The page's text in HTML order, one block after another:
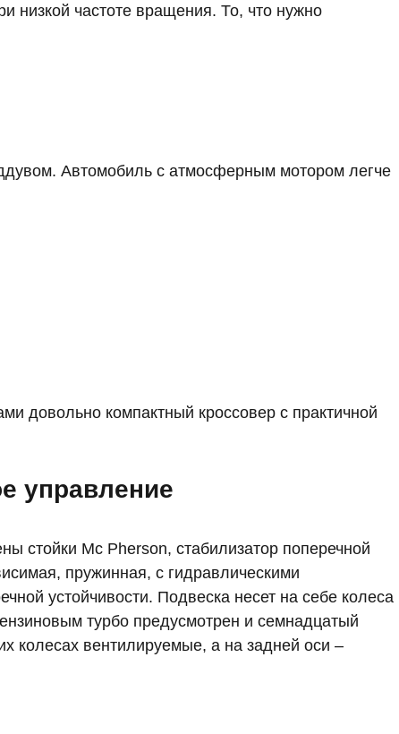
низкой частоте вращения. То, что нужно
Автомобиль с атмосферным мотором легче
довольно компактный кроссовер с практичной
управление
стойки Mc Pherson, стабилизатор поперечной
пружинная, с гидравлическими
устойчивости. Подвеска несет на себе колеса
турбо предусмотрен и семнадцатый
колесах вентилируемые, а на задней оси –